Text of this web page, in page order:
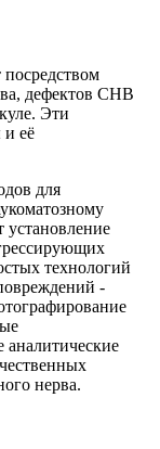
дефектов СНВ
Эти
и её
для
установление
технологий
-
нерва.